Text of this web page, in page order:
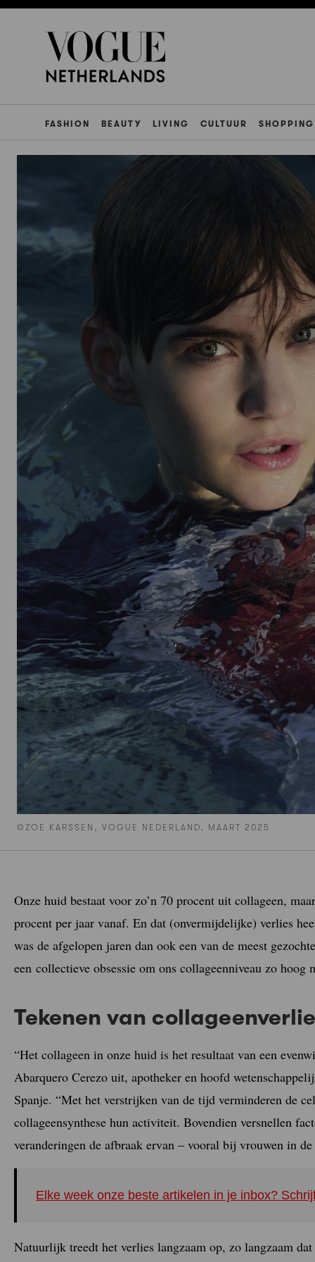
FASHION BEAUTY LIVING CULTUUR SHOPPING
©ZOE KARSSEN, VOGUE NEDERLAND, MAART 2025
Onze huid bestaat voor zo’n 70 procent uit collageen,
procent per jaar vanaf. En dat (onvermijdelijke) verlies
was de afgelopen jaren dan ook een van de meest
een collectieve obsessie om ons collageenniveau zo hoog
Tekenen van
“Het collageen in onze huid is het resultaat van een
Abarquero Cerezo uit, apotheker en hoofd
Spanje. “Met het verstrijken van de tijd verminderen de
collageensynthese hun activiteit. Bovendien versnellen
veranderingen de afbraak ervan – vooral bij vrouwen in de
Elke week onze beste artikelen in je inbox?
Natuurlijk treedt het verlies langzaam op, zo langzaam